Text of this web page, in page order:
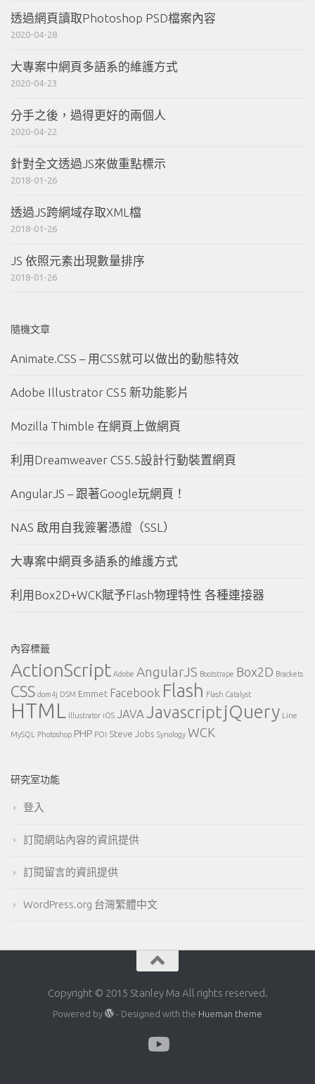
透過網頁讀取Photoshop PSD檔案內容
2020-04-28
大專案中網頁多語系的維護方式
2020-04-23
分手之後，過得更好的兩個人
2020-04-22
針對全文透過JS來做重點標示
2018-01-26
透過JS跨網域存取XML檔
2018-01-26
JS 依照元素出現數量排序
2018-01-26
隨機文章
Animate.CSS – 用CSS就可以做出的動態特效
Adobe Illustrator CS5 新功能影片
Mozilla Thimble 在網頁上做網頁
利用Dreamweaver CS5.5設計行動裝置網頁
AngularJS – 跟著Google玩網頁！
NAS 啟用自我簽署憑證（SSL）
大專案中網頁多語系的維護方式
利用Box2D+WCK賦予Flash物理特性 各種連接器
內容標籤
ActionScript Adobe AngularJS Bootstrape Box2D Brackets
CSS dom4j DSM Emmet Facebook Flash Flash Catalyst
HTML Illustrator iOS JAVA JavascriptjQuery Line
MySQL Photoshop PHP POI Steve Jobs Synology WCK
研究室功能
登入
訂閱網站內容的資訊提供
訂閱留言的資訊提供
WordPress.org 台灣繁體中文
Copyright © 2015 Stanley Ma All rights reserved.
Powered by - Designed with the Hueman theme